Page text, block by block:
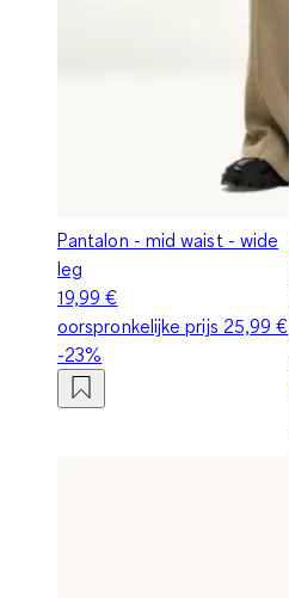
Pantalon - mid waist - wide
leg
19,99 €
oorspronkelijke prijs 25,99 €
-23%